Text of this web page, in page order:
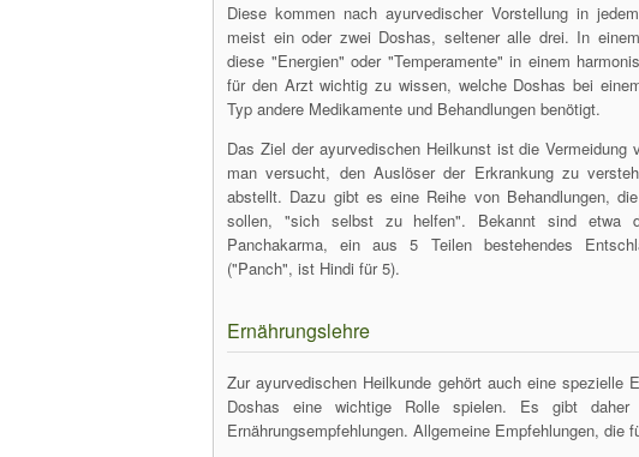
Diese kommen nach ayurvedischer Vorstellung in
meist ein oder zwei Doshas, seltener alle drei. In
diese "Energien" oder "Temperamente" in einem
für den Arzt wichtig zu wissen, welche Doshas bei
Typ andere Medikamente und Behandlungen benötigt.
Das Ziel der ayurvedischen Heilkunst ist die Vermeidung
man versucht, den Auslöser der Erkrankung zu
abstellt. Dazu gibt es eine Reihe von Behandlungen,
sollen, "sich selbst zu helfen". Bekannt sind etwa
Panchakarma, ein aus 5 Teilen bestehendes
("Panch", ist Hindi für 5).
Ernährungslehre
Zur ayurvedischen Heilkunde gehört auch eine spezielle
Doshas eine wichtige Rolle spielen. Es gibt daher
Ernährungsempfehlungen. Allgemeine Empfehlungen, die